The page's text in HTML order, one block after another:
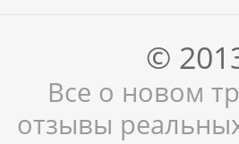
©
Все о новом
отзывы